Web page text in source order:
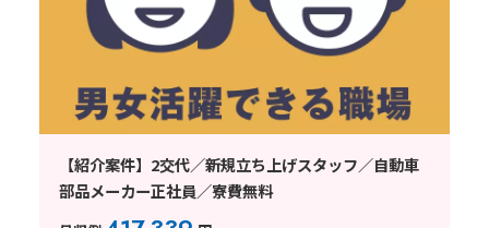
【紹介案件】2交代／新規立ち上げスタッフ／自動車
部品メーカー正社員／寮費無料